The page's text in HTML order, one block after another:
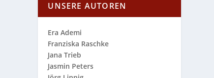
UNSERE AUTOREN
Era Ademi
Franziska Raschke
Jana Trieb
Jasmin Peters